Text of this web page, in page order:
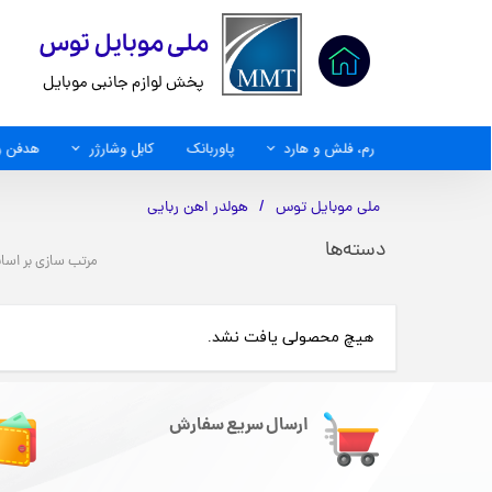
​ملی موبایل توس
پخش لوازم جانبی موبایل
رم، فلش و هارد پاوربانک کابل وشارژر هدفن
ملی موبایل توس هولدر اهن ربایی
دسته‌ها مرتب سازی بر
هیچ محصولی یافت نشد.
ارسال سریع سفارش